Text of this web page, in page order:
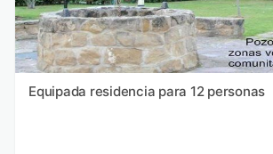
Equipada residencia para 12 personas